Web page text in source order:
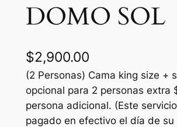
DOMO SOL
$2,900.00
(2 Personas) Cama king size +
opcional para 2 personas extra
persona adicional. (Este
pagado en efectivo el día de su